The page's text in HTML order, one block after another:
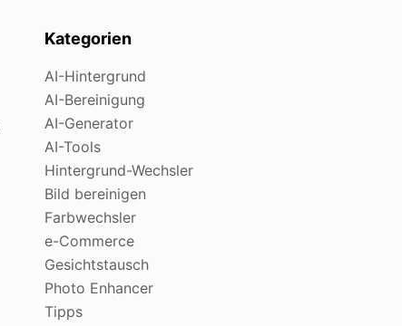
Kategorien
AI-Hintergrund
AI-Bereinigung
AI-Generator
AI-Tools
Hintergrund-Wechsler
Bild bereinigen
Farbwechsler
e-Commerce
Gesichtstausch
Photo Enhancer
Tipps